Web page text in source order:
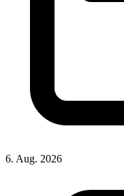
6. Aug. 2026